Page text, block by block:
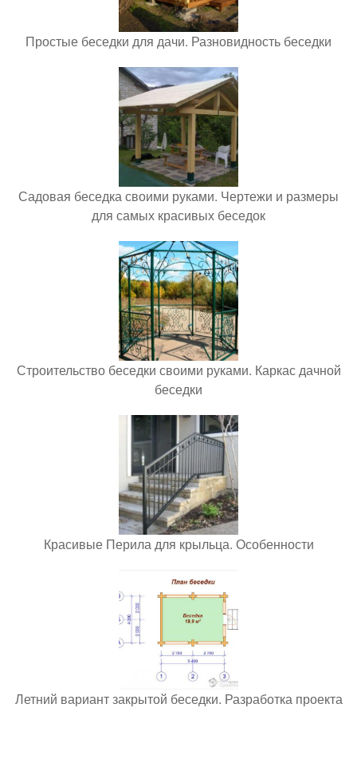
Простые беседки для дачи. Разновидность беседки
Садовая беседка своими руками. Чертежи и размеры
для самых красивых беседок
Строительство беседки своими руками. Каркас дачной
беседки
Красивые Перила для крыльца. Особенности
Летний вариант закрытой беседки. Разработка проекта